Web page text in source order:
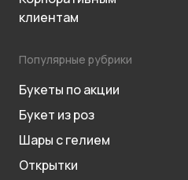
клиентам
Популярные рубрики
Букеты по акции
Букет из роз
Шары с гелием
Открытки